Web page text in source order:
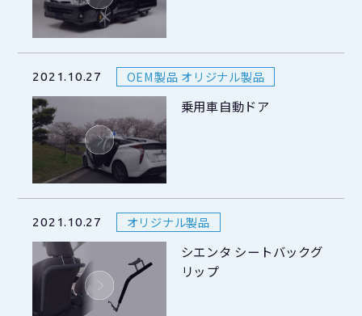
2021.10.27 OEM製品 オリジナル製品
乗用車自動ドア
2021.10.27 オリジナル製品
シエンタ シートバックグ
リップ